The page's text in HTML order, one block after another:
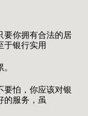
要你拥有合法的居
于银行实用
要怕，你应该对银
的服务，虽